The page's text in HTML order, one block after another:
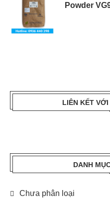
Powder
LIÊN KẾT
DANH
Chưa phân loại